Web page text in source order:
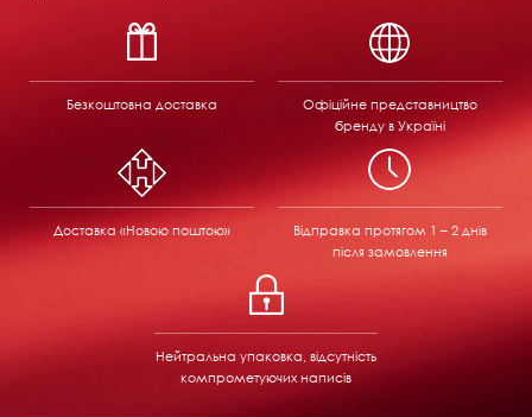
Безкоштовна доставка
Офіційне представництво
бренду в Україні
Доставка «Новою поштою» Відправка протягом 1 – 2 днів
після замовлення
Нейтральна упаковка, відсутність
компрометуючих написів